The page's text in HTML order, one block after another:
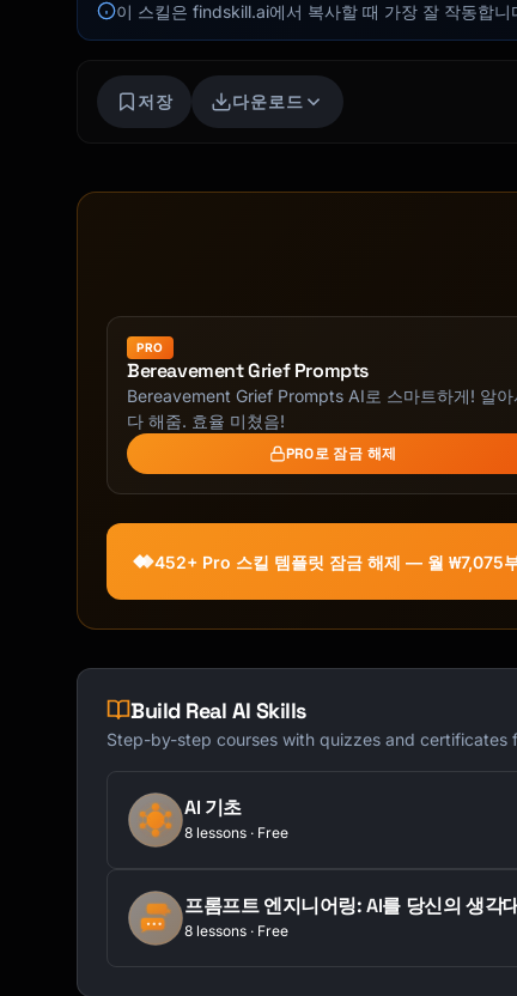
- Bug fixes and improvements
- Comprehensive but scannable
### Beta/Early Access
- Exclusive preview
### Major Release Announcement
```
Subject: Introducing {{product_name}} 2.0
Alt: The biggest {{product_name}} update
Today we're excited to announce the
{{product_name}} yet!
Here's what's new:
🎯 **[Feature 1]**
[One sentence benefit-focused description]
[One sentence benefit-focused description]
이 스킬은 findskill.ai에서 복사할 때 가장 잘 작동합
저장 다운로드
PRO
Bereavement Grief Prompts
Bereavement Grief Prompts AI로 스마트하게! 알아
다 해줌. 효율 미쳤음!
PRO로 잠금 해제
452+ Pro 스킬 템플릿 잠금 해제 — 월 ₩7,075
Build Real AI Skills
Step-by-step courses with quizzes and certificates
AI 기초
8 lessons · Free
프롬프트 엔지니어링: AI를 당신의 생각
8 lessons · Free